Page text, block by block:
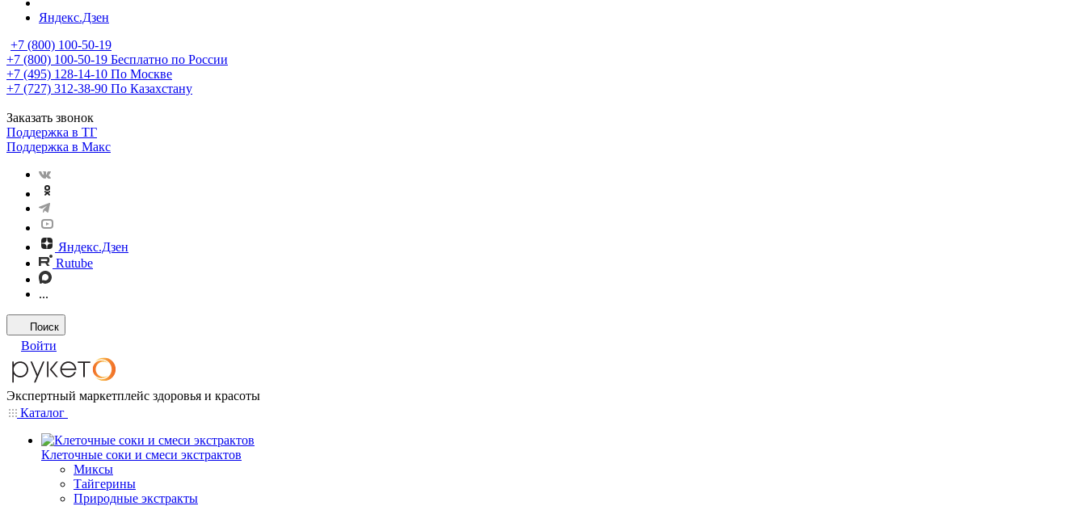
Яндекс.Дзен
+7 (800) 100-50-19
+7 (800) 100-50-19 Бесплатно по России
+7 (495) 128-14-10 По Москве
+7 (727) 312-38-90 По Казахстану
Заказать звонок
Поддержка в ТГ
Поддержка в Макс
Яндекс.Дзен
Rutube
...
Поиск
Войти
Экспертный маркетплейс здоровья и красоты
Каталог
Клеточные соки и смеси экстрактов
Миксы
Тайгерины
Природные экстракты